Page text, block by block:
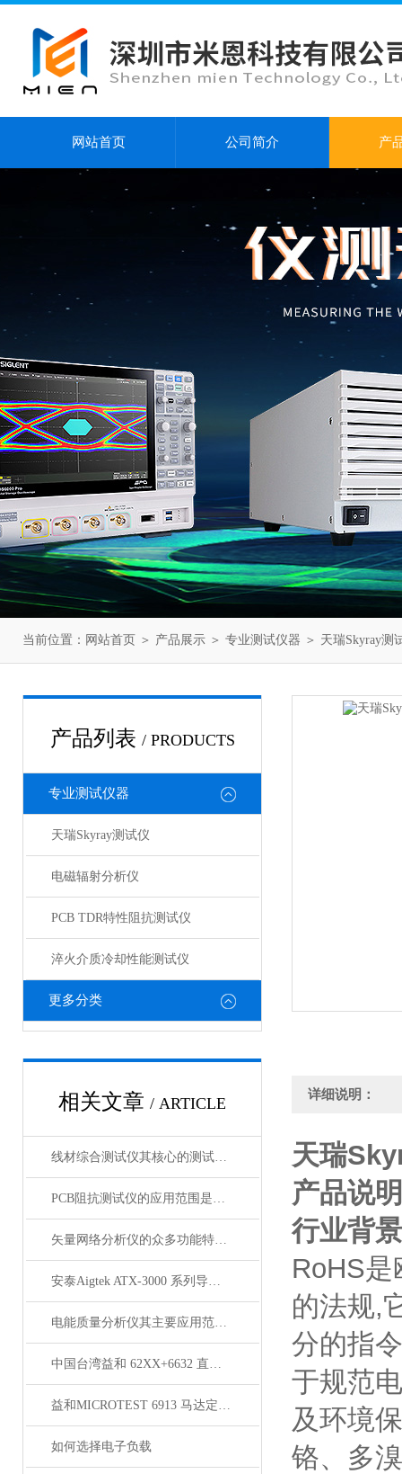
网站首页 公司简介 产
当前位置： 网站首页 ＞ 产品展示 ＞ 专业测试仪器 ＞ 天瑞Skyray测
产品列表 / PRODUCTS
专业测试仪器
天瑞Skyray测试仪
电磁辐射分析仪
PCB TDR特性阻抗测试仪
淬火介质冷却性能测试仪
更多分类
相关文章 / ARTICLE
线材综合测试仪其核心的测试模块是什么？
PCB阻抗测试仪的应用范围是非常广泛的
矢量网络分析仪的众多功能特点中你知晓多少呢？
安泰Aigtek ATX-3000 系列导通线束测试仪
电能质量分析仪其主要应用范围及具体场景
中国台湾益和 62XX+6632 直流偏流源测试系统
益和MICROTEST 6913 马达定子测试系统
如何选择电子负载
详细说明：
天瑞
产品说
行业背
RoHS是
的法规,
分的指
于规范
及环境
铬、多